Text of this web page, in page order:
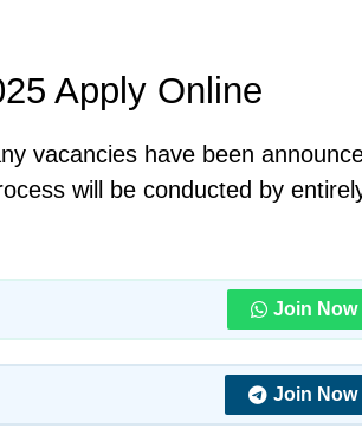
Apply Online
vacancies have been
will be conducted by
Join Now
Join Now